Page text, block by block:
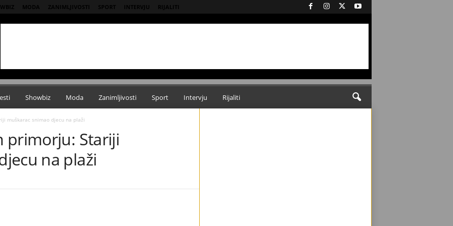
MODA ZANIMLJIVOSTI SPORT INTERVJU RIJALITI
Showbiz Moda Zanimljivosti Sport Intervju Rijaliti
muškarac snimao djecu na plaži
primorju: Stariji
na plaži